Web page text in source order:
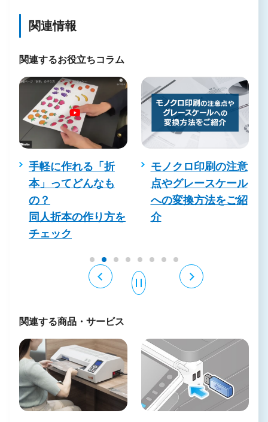
関連情報
関連するお役立ちコラム
れる「折
どんなも
の作り方を
モノクロ印刷の注意
点やグレースケール
への変換方法をご紹
介
ラミネート
（パウチ）
舗ポスター
関連する商品・サービス